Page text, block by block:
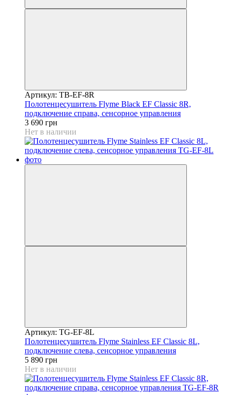
Артикул: TB-EF-8R
Полотенцесушитель Flyme Black EF Classic 8R,
подключение справа, сенсорное управления
3 690 грн
Нет в наличии
Артикул: TG-EF-8L
Полотенцесушитель Flyme Stainless EF Classic 8L,
подключение слева, сенсорное управления
5 890 грн
Нет в наличии